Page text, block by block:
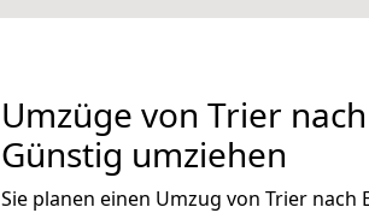
Umzüge von Trier
Günstig umziehen
Sie planen einen Umzug von Trier